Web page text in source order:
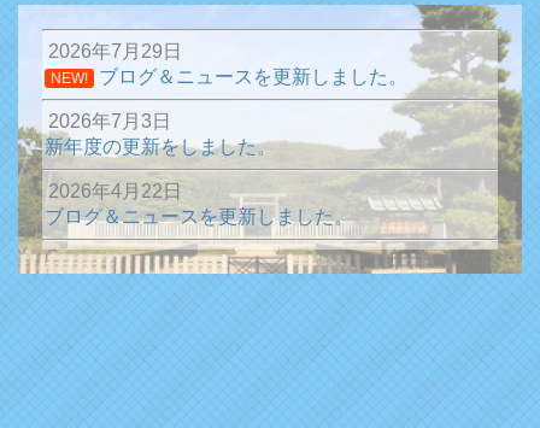
2026年7月29日
NEW! ブログ＆ニュースを更新しました。
2026年7月3日
新年度の更新をしました。
2026年4月22日
ブログ＆ニュースを更新しました。
2026年1月13日
ブログ＆ニュースを更新しました。
2025年12月31日
ブログ＆ニュースを更新しました。
2025年10月15日